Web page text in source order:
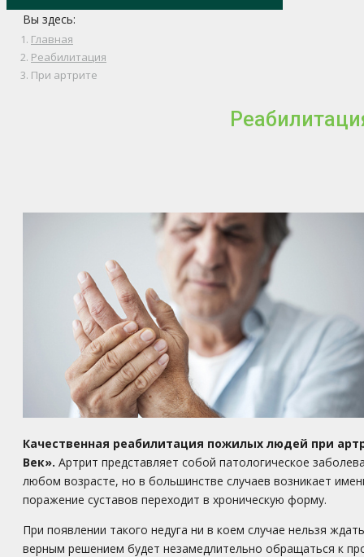
Вы здесь:
Главная
Реабилитация
При артрите
Качественная реабилитация пожилых людей при
Век». Артрит представляет собой патологическое
любом возрасте, но в большинстве случаев возникает
поражение суставов переходит в хроническую форму.
При появлении такого недуга ни в коем случае нельзя
верным решением будет незамедлительно обращаться к